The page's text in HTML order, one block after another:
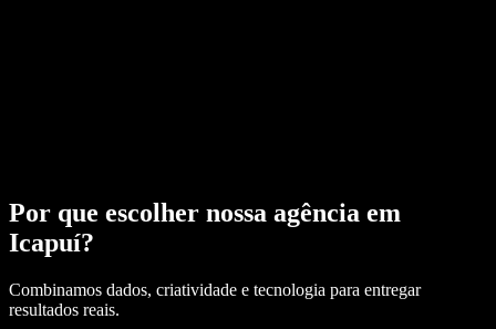
Por que escolher nossa agência em
Icapuí?
Combinamos dados, criatividade e tecnologia para entregar
resultados reais.